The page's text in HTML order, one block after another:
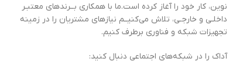
نوین، کار خود را آغاز کرده است.ما با همکاری بــرندهای معتبـر
داخلـی و خارجـی، تلاش می‌کنیــم نیازهای مشتریان را در زمینه
تجهیزات شبکه و فناوری برطرف کنیم.
آداک را در شبکه‌های اجتماعی دنبال کنید: